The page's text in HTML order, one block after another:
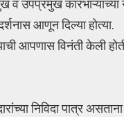
कारभाऱ्यांच्या
आणून दिल्या होत्या.
आपणास विनंती केली
निविदा पात्र